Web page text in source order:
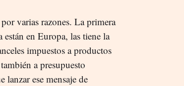
varias razones. La primera
están en Europa, las tiene la
impuestos a productos
a presupuesto
lanzar ese mensaje de